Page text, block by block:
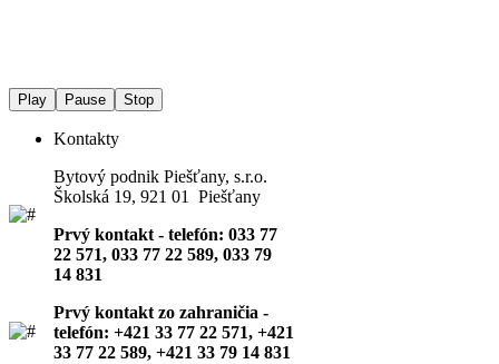
Play Pause Stop
Kontakty
Bytový podnik Piešťany, s.r.o.
Školská 19, 921 01 Piešťany
Prvý kontakt - telefón: 033 77
22 571, 033 77 22 589, 033 79
14 831
Prvý kontakt zo zahraničia -
telefón: +421 33 77 22 571, +421
33 77 22 589, +421 33 79 14 831